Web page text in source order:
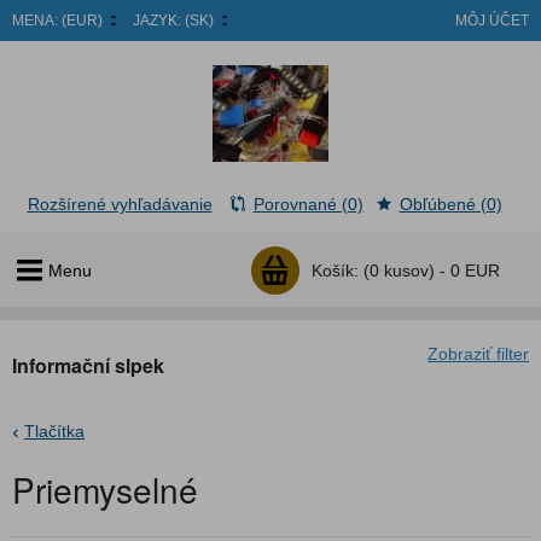
MENA: (EUR) JAZYK: (SK) MÔJ ÚČET
Menu Košík: (0 kusov) - 0 EUR
Rozšírené vyhľadávanie Porovnané (0) Obľúbené (0)
Zobraziť filter
Informační slpek
Tlačítka
Priemyselné